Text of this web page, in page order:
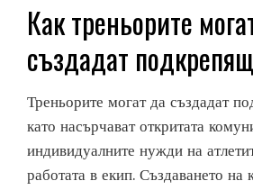
Как треньорите
създадат
Треньорите могат да създадат
като насърчават откритата
индивидуалните нужди на
работата в екип. Създаването на